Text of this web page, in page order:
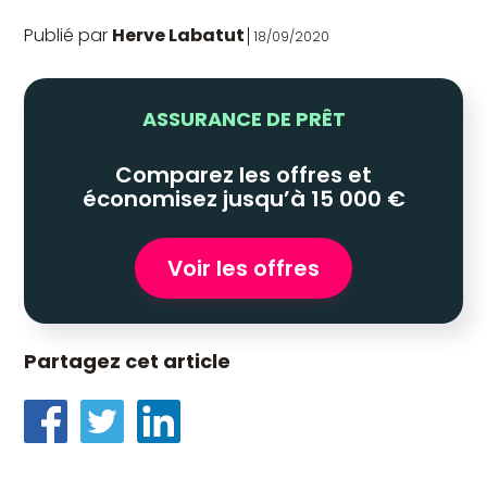
Publié par Herve Labatut 18/09/2020
ASSURANCE DE PRÊT
Comparez les offres et
économisez jusqu’à 15 000 €
Voir les offres
Partagez cet article